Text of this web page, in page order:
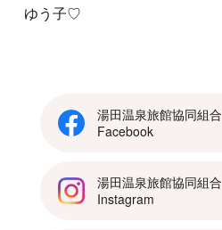
ゆう子♡
湯田温泉旅館協同組合
Facebook
湯田温泉旅館協同組合
Instagram